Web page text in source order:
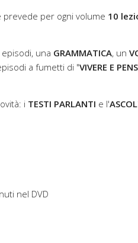
per ogni volume 10
una GRAMMATICA, un
a fumetti di "VIVERE E
i TESTI PARLANTI e l'
nel DVD